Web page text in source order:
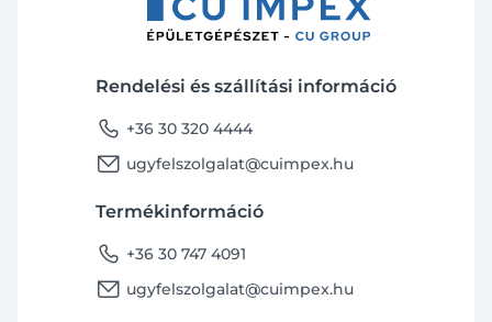
Rendelési és szállítási információ
phone +36 30 320 4444
email ugyfelszolgalat@cuimpex.hu
Termékinformáció
phone +36 30 747 4091
email ugyfelszolgalat@cuimpex.hu